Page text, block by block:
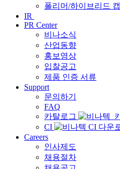
폴리머/하이브리드 캡
IR
PR Center
비나소식
산업동향
홍보영상
입찰공고
제품 인증 서류
Support
문의하기
FAQ
카탈로그
CI
Careers
인사제도
채용절차